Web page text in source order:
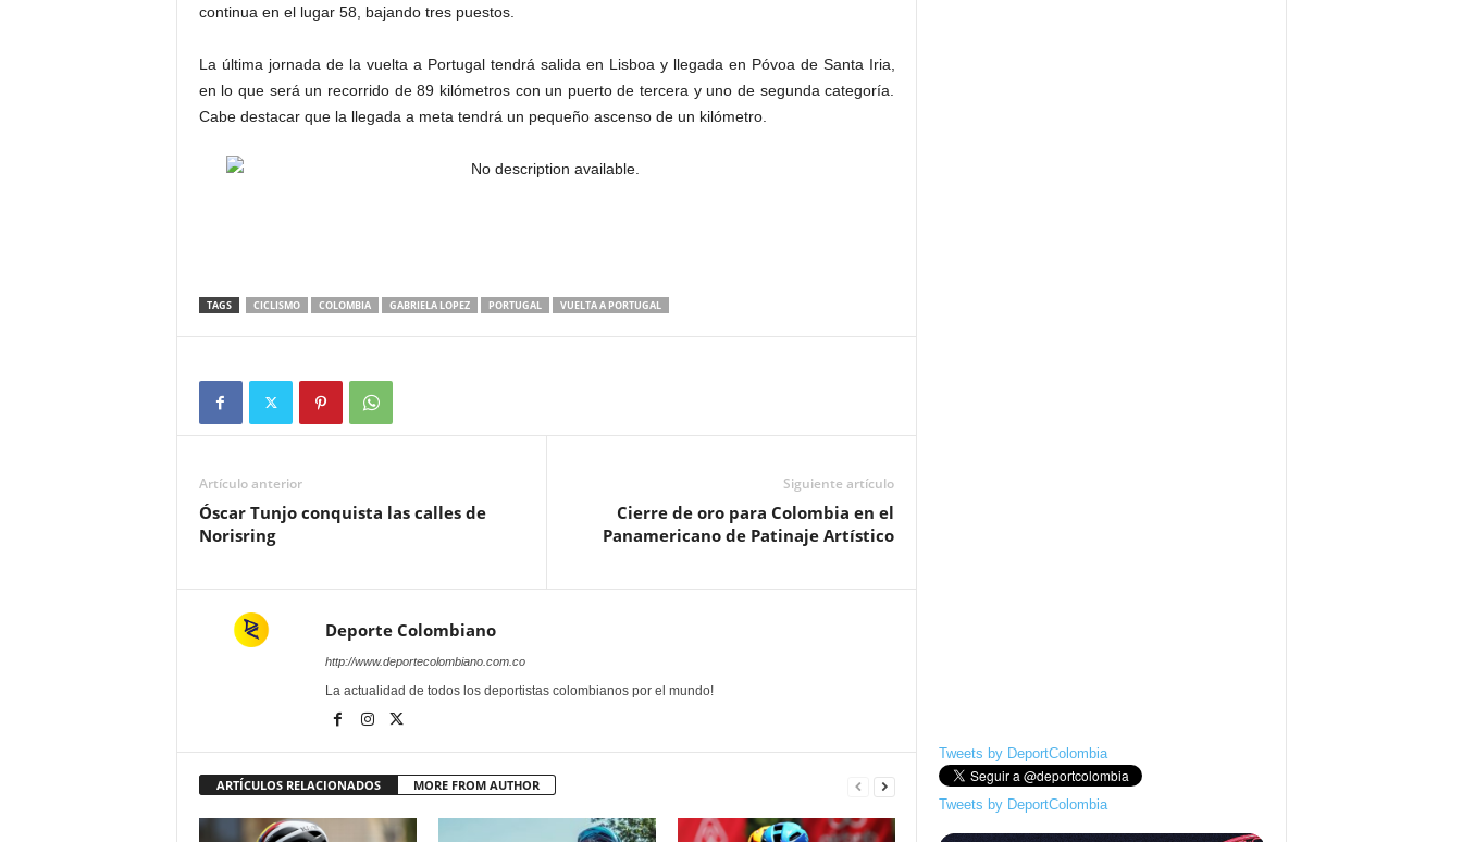
continua en el lugar 58, bajando tres puestos.
La última jornada de la vuelta a Portugal tendrá salida en Lisboa y llegada en Póvoa de Santa Iria,
en lo que será un recorrido de 89 kilómetros con un puerto de tercera y uno de segunda categoría.
Cabe destacar que la llegada a meta tendrá un pequeño ascenso de un kilómetro.
TAGS CICLISMO COLOMBIA GABRIELA LOPEZ PORTUGAL VUELTA A PORTUGAL
Artículo anterior
Óscar Tunjo conquista las calles de
Norisring
Siguiente artículo
Cierre de oro para Colombia en el
Panamericano de Patinaje Artístico
Deporte Colombiano
http://www.deportecolombiano.com.co
La actualidad de todos los deportistas colombianos por el mundo!
ARTÍCULOS RELACIONADOS MORE FROM AUTHOR
Tweets by DeportColombia
Tweets by DeportColombia